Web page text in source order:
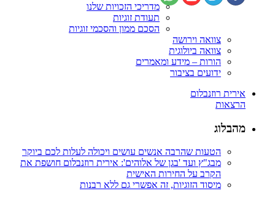
מדריכי הזכויות שלנו
תעודת זוגיות
הסכם ממון והסכמי זוגיות
צוואה וירושה
צוואה ביולוגית
הורות – מידע ומאמרים
ידועים בציבור
אירית רוזנבלום
הרצאות
מהבלוג
הטעות שהרבה אנשים עושים ויכולה לעלות לכם ביוקר
מבג"ץ ועד 'בגן של אלוהים': אירית רוזנבלום חושפת את
הקרב על החירות האישית
מיסוד הזוגיות, זה אפשרי גם ללא רבנות